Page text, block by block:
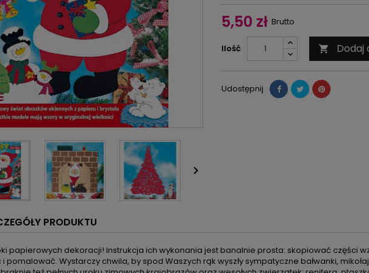

5,50 zł Brutto
Ilość  Dodaj
Udostępnij
PRODUKTU
papierowych dekoracji! Instrukcja ich wykonania jest banalnie prosta: skopiować części
pomalować. Wystarczy chwila, by spod Waszych rąk wyszły sympatyczne bałwanki,